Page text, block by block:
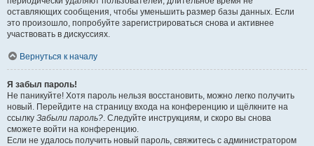
оставляющих сообщения, чтобы уменьшить размер базы данных. Если
это произошло, попробуйте зарегистрироваться снова и активнее
участвовать в дискуссиях.
Вернуться к началу
Я забыл пароль!
Не паникуйте! Хотя пароль нельзя восстановить, можно легко получить
новый. Перейдите на страницу входа на конференцию и щёлкните на
ссылку Забыли пароль?. Следуйте инструкциям, и скоро вы снова
сможете войти на конференцию.
Если не удалось получить новый пароль, свяжитесь с администратором